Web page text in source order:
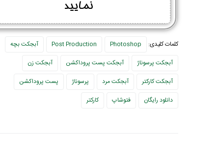
نمایید
کلمات کلیدی: Photoshop
Post Production
آبجکت بچه
آبجکت پرسوناژ
آبجکت پست پروداکشن
آبجکت زن
آبجکت کارکتر
آبجکت مرد پرسوناژ
پست پروداکشن
دانلود رایگان
فتوشاپ کارکتر